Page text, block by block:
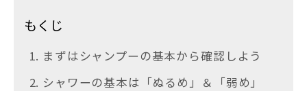
もくじ
1. まずはシャンプーの基本から確認しよう
2. シャワーの基本は「ぬるめ」＆「弱め」